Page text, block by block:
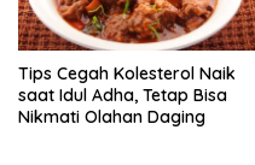
Tips Cegah Kolesterol Naik
saat Idul Adha, Tetap Bisa
Nikmati Olahan Daging